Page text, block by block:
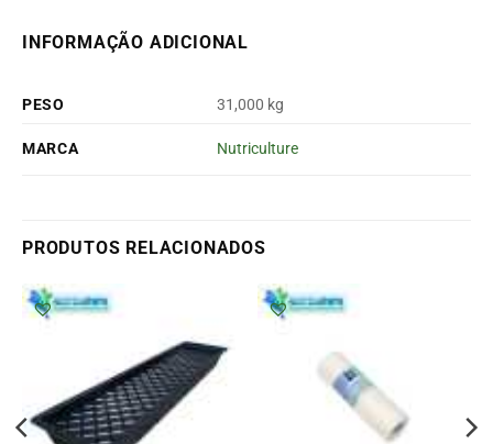
INFORMAÇÃO ADICIONAL
PESO 31,000 kg
MARCA Nutriculture
PRODUTOS RELACIONADOS